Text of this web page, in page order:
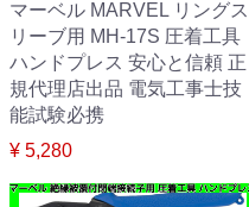
マーベル MARVEL リングス
リーブ用 MH-17S 圧着工具
ハンドプレス 安心と信頼 正
規代理店出品 電気工事士技
能試験必携
¥ 5,280